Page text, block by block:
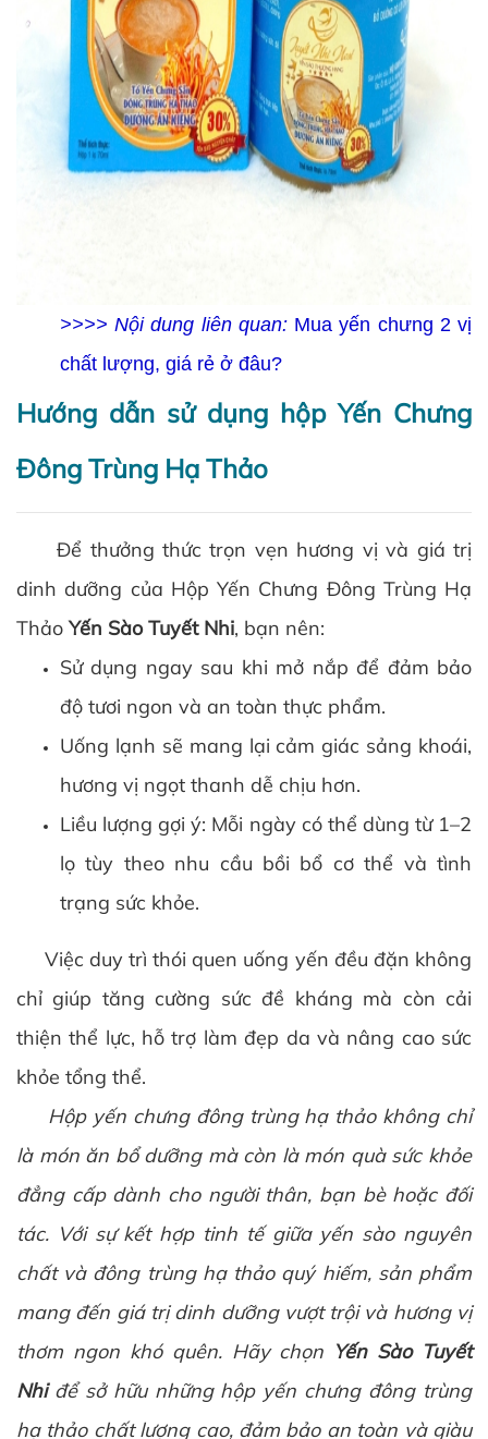
>>>> Nội dung liên quan: Mua yến chưng 2 vị
chất lượng, giá rẻ ở đâu?
Hướng dẫn sử dụng hộp Yến Chưng
Đông Trùng Hạ Thảo
Để thưởng thức trọn vẹn hương vị và giá trị
dinh dưỡng của Hộp Yến Chưng Đông Trùng Hạ
ThảoYến Sào Tuyết Nhi, bạn nên:
Sử dụng ngay sau khi mở nắp để đảm bảo
độ tươi ngon và an toàn thực phẩm.
Uống lạnh sẽ mang lại cảm giác sảng khoái,
hương vị ngọt thanh dễ chịu hơn.
Liều lượng gợi ý: Mỗi ngày có thể dùng từ 1–2
lọ tùy theo nhu cầu bồi bổ cơ thể và tình
trạng sức khỏe.
Việc duy trì thói quen uống yến đều đặn không
chỉ giúp tăng cường sức đề kháng mà còn cải
thiện thể lực, hỗ trợ làm đẹp da và nâng cao sức
khỏe tổng thể.
Hộp yến chưng đông trùng hạ thảo không chỉ
là món ăn bổ dưỡng mà còn là món quà sức khỏe
đẳng cấp dành cho người thân, bạn bè hoặc đối
tác. Với sự kết hợp tinh tế giữa yến sào nguyên
chất và đông trùng hạ thảo quý hiếm, sản phẩm
mang đến giá trị dinh dưỡng vượt trội và hương vị
thơm ngon khó quên. Hãy chọn Yến Sào Tuyết
Nhi để sở hữu những hộp yến chưng đông trùng
hạ thảo chất lượng cao, đảm bảo an toàn và giàu